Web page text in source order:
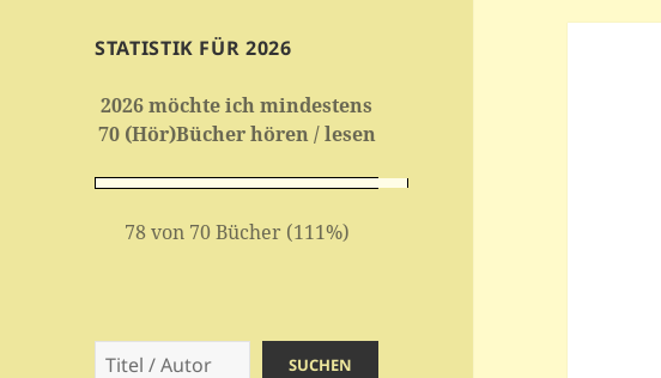
STATISTIK FÜR 2026
2026 möchte ich mindestens
70 (Hör)Bücher hören / lesen
78 von 70 Bücher (111%)
Suchen SUCHEN